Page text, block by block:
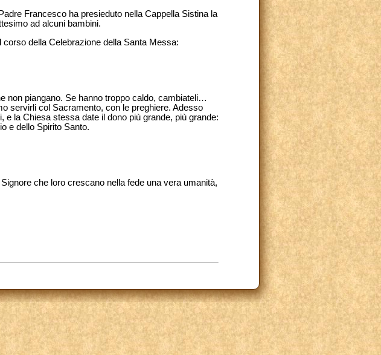
Francesco ha presieduto nella Cappella Sistina la
ad alcuni bambini.
della Celebrazione della Santa Messa:
non piangano. Se hanno troppo caldo, cambiateli…
servirli col Sacramento, con le preghiere. Adesso
la Chiesa stessa date il dono più grande, più grande:
e dello Spirito Santo.
che loro crescano nella fede una vera umanità,